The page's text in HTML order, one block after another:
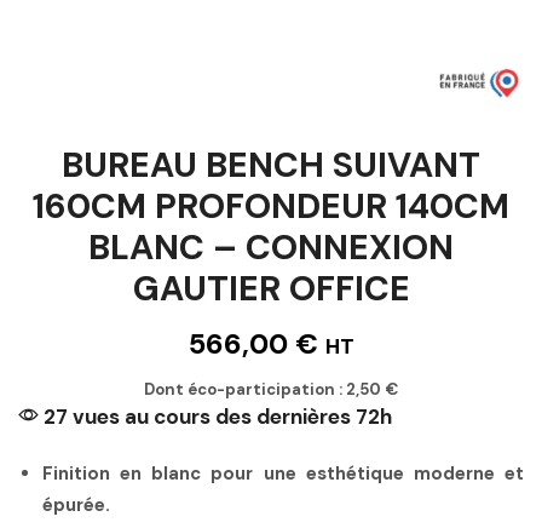
BUREAU BENCH SUIVANT
160CM PROFONDEUR 140CM
BLANC – CONNEXION
GAUTIER OFFICE
566,00 € HT
Dont éco-participation : 2,50 €
27 vues au cours des dernières 72h
Finition en blanc pour une esthétique moderne et
épurée.